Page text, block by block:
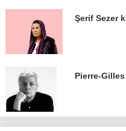
Şerif Sezer
Pierre-